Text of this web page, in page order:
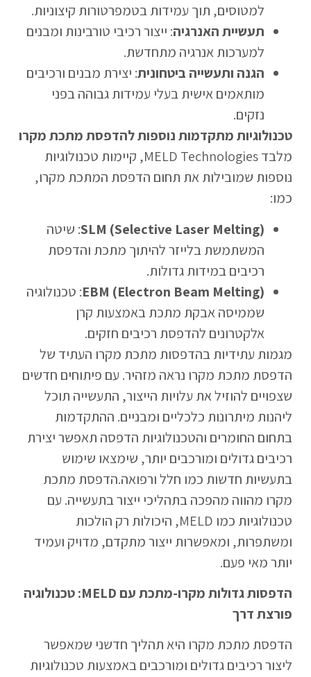
למטוסים, תוך עמידות בטמפרטורות קיצוניות.
תעשיית האנרגיה: ייצור רכיבי טורבינות ומבנים
למערכות אנרגיה מתחדשת.
הגנה ותעשייה ביטחונית: יצירת מבנים ורכיבים
מותאמים אישית בעלי עמידות גבוהה בפני
נזקים.
טכנולוגיות מתקדמות נוספות להדפסת מתכת מקרו
מלבד MELD Technologies, קיימות טכנולוגיות
נוספות שמובילות את תחום הדפסת המתכת מקרו,
כמו:
SLM (Selective Laser Melting): שיטה
המשתמשת בלייזר להיתוך מתכת והדפסת
רכיבים במידות גדולות.
EBM (Electron Beam Melting): טכנולוגיה
שממיסה אבקת מתכת באמצעות קרן
אלקטרונים להדפסת רכיבים חזקים.
מגמות עתידיות בהדפסות מתכת מקרו העתיד של
הדפסת מתכת מקרו נראה מזהיר. עם פיתוחים חדשים
שצפויים להוזיל את עלויות הייצור, התעשייה תוכל
ליהנות מיתרונות כלכליים ומבניים. ההתקדמות
בתחום החומרים והטכנולוגיות הדפסה תאפשר יצירת
רכיבים גדולים ומורכבים יותר, שימצאו שימוש
בתעשיות חדשות כמו חלל ורפואה.הדפסת מתכת
מקרו מהווה מהפכה בתהליכי ייצור בתעשייה. עם
טכנולוגיות כמו MELD, היכולות רק הולכות
ומשתפרות, ומאפשרות ייצור מתקדם, מדויק ועמיד
יותר מאי פעם.
הדפסות גדולות מקרו-מתכת עם MELD: טכנולוגיה
פורצת דרך
הדפסת מתכת מקרו היא תהליך חדשני שמאפשר
ליצור רכיבים גדולים ומורכבים באמצעות טכנולוגיות